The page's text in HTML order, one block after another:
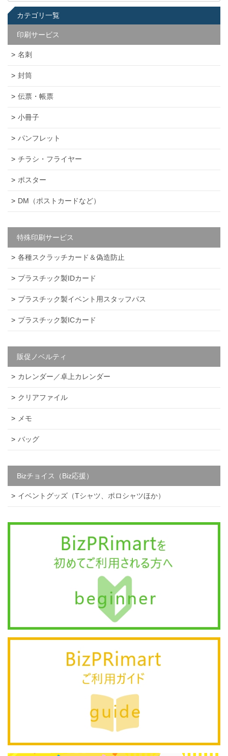
カートに追加しました。
お買い物を続ける カートへ進む
カテゴリ一覧
印刷サービス
名刺
封筒
伝票・帳票
小冊子
パンフレット
チラシ・フライヤー
ポスター
DM（ポストカードなど）
特殊印刷サービス
各種スクラッチカード＆偽造防止
プラスチック製IDカード
プラスチック製イベント用スタッフパス
プラスチック製ICカード
販促ノベルティ
カレンダー／卓上カレンダー
クリアファイル
メモ
バッグ
Bizチョイス（Biz応援）
イベントグッズ（Tシャツ、ポロシャツほか）